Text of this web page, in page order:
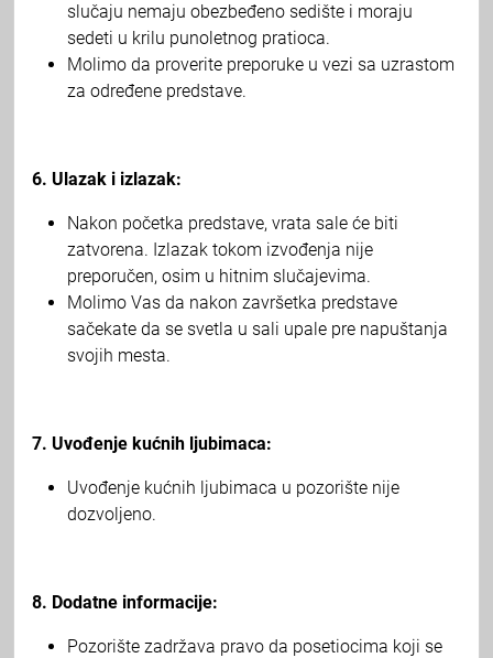
slučaju nemaju obezbeđeno sedište i moraju
sedeti u krilu punoletnog pratioca.
Molimo da proverite preporuke u vezi sa uzrastom
za određene predstave.
6. Ulazak i izlazak:
Nakon početka predstave, vrata sale će biti
zatvorena. Izlazak tokom izvođenja nije
preporučen, osim u hitnim slučajevima.
Molimo Vas da nakon završetka predstave
sačekate da se svetla u sali upale pre napuštanja
svojih mesta.
7. Uvođenje kućnih ljubimaca:
Uvođenje kućnih ljubimaca u pozorište nije
dozvoljeno.
8. Dodatne informacije:
Pozorište zadržava pravo da posetiocima koji se